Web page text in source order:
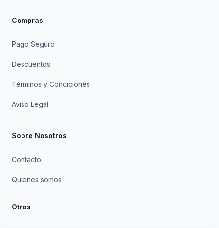
Compras
Pago Seguro
Descuentos
Términos y Condiciones
Aviso Legal
Sobre Nosotros
Contacto
Quienes somos
Otros